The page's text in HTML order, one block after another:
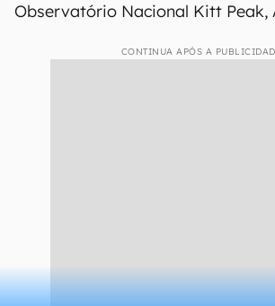
Observatório Nacional Kitt Peak,
CONTINUA APÓS A